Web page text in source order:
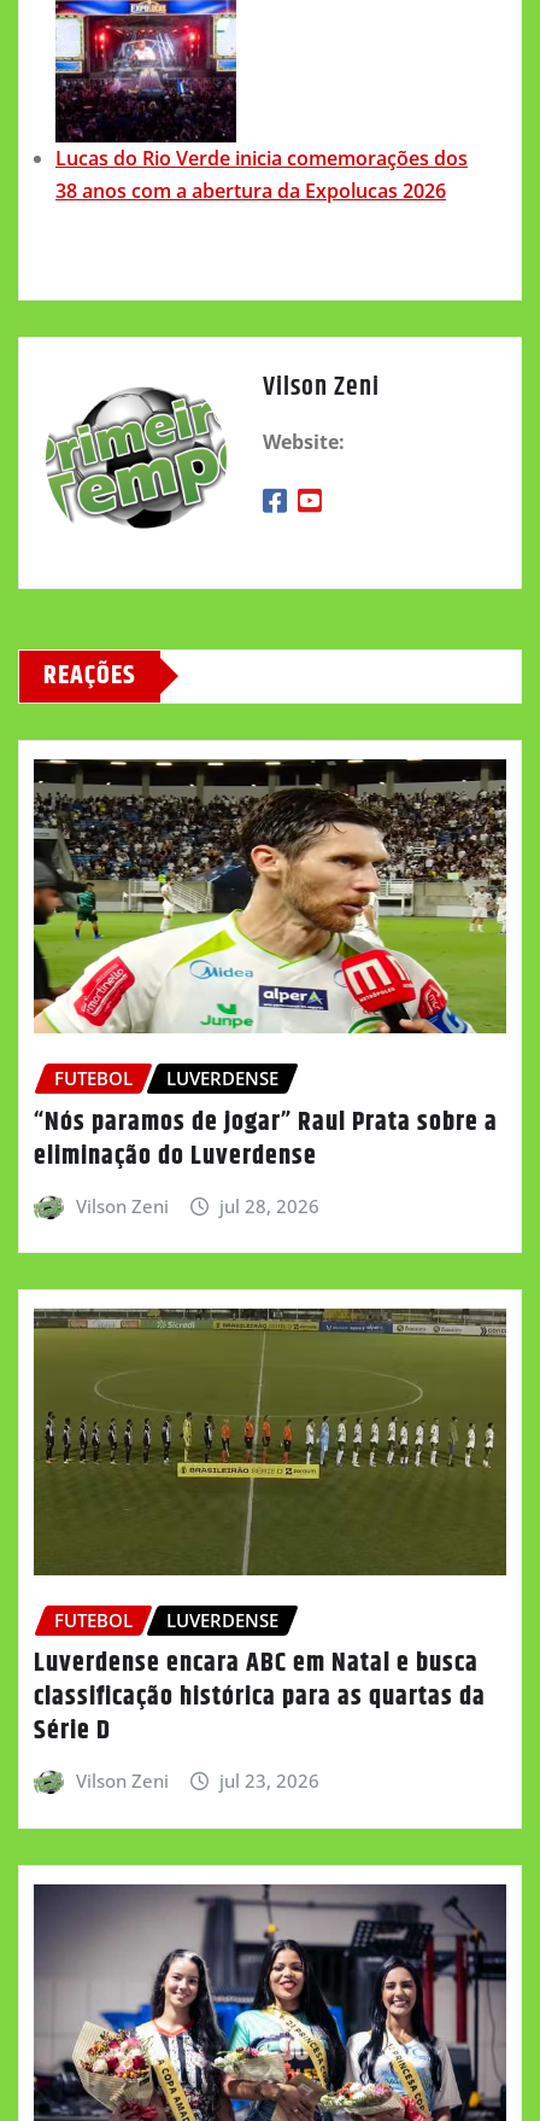
Lucas do Rio Verde inicia comemorações dos
38 anos com a abertura da Expolucas 2026
Vilson Zeni
Website:
REAÇÕES
FUTEBOL LUVERDENSE
“Nós paramos de jogar” Raul Prata sobre a
eliminação do Luverdense
Vilson Zeni jul 28, 2026
FUTEBOL LUVERDENSE
Luverdense encara ABC em Natal e busca
classificação histórica para as quartas da
Série D
Vilson Zeni jul 23, 2026